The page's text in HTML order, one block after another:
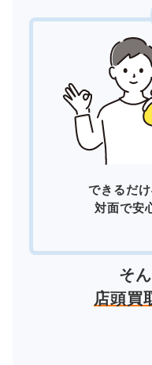
できるだ
対面で安
そ
店頭買